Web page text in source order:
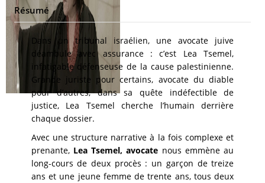
Résumé
Dans un tribunal israélien, une avocate juive
déambule avec assurance : c’est Lea Tsemel,
infatigable défenseuse de la cause palestinienne.
Grande juriste pour certains, avocate du diable
pour d’autres, dans sa quête indéfectible de
justice, Lea Tsemel cherche l’humain derrière
chaque dossier.
Avec une structure narrative à la fois complexe et
prenante, Lea Tsemel, avocate nous emmène au
long-cours de deux procès : un garçon de treize
ans et une jeune femme de trente ans, tous deux